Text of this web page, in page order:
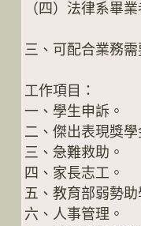
（四）法律系畢
三、可配合業務
工作項目：
一、學生申訴。
二、傑出表現獎
三、急難救助。
四、家長志工。
五、教育部弱勢
六、人事管理。